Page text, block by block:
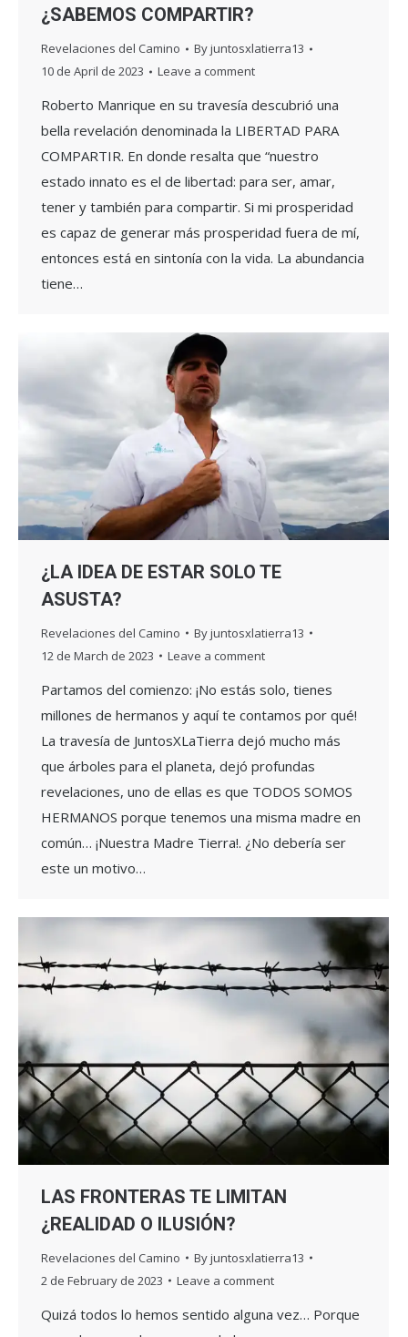
¿SABEMOS COMPARTIR?
Revelaciones del Camino Byjuntosxlatierra13
10 de April de 2023
Leave a comment
Roberto Manrique en su travesía descubrió una
bella revelación denominada la LIBERTAD PARA
COMPARTIR. En donde resalta que “nuestro
estado innato es el de libertad: para ser, amar,
tener y también para compartir. Si mi prosperidad
es capaz de generar más prosperidad fuera de mí,
entonces está en sintonía con la vida. La abundancia
tiene…
¿LA IDEA DE ESTAR SOLO TE
ASUSTA?
Revelaciones del Camino Byjuntosxlatierra13
12 de March de 2023
Leave a comment
Partamos del comienzo: ¡No estás solo, tienes
millones de hermanos y aquí te contamos por qué!
La travesía de JuntosXLaTierra dejó mucho más
que árboles para el planeta, dejó profundas
revelaciones, uno de ellas es que TODOS SOMOS
HERMANOS porque tenemos una misma madre en
común… ¡Nuestra Madre Tierra!. ¿No debería ser
este un motivo…
LAS FRONTERAS TE LIMITAN
¿REALIDAD O ILUSIÓN?
Revelaciones del Camino Byjuntosxlatierra13
2 de February de 2023
Leave a comment
Quizá todos lo hemos sentido alguna vez… Porque